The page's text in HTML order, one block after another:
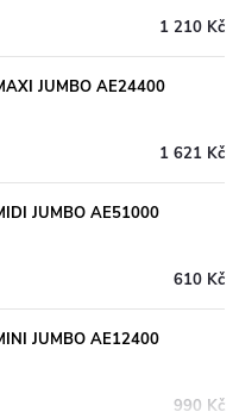
1 210 Kč
JUMBO AE24400
1 621 Kč
JUMBO AE51000
610 Kč
JUMBO AE12400
990 Kč